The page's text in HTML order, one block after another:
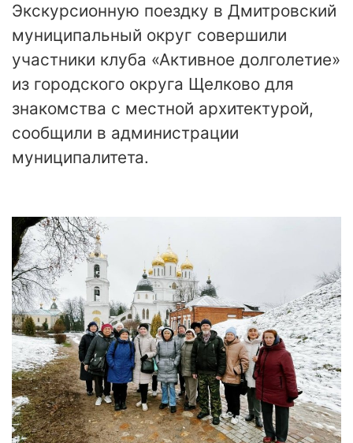
Экскурсионную поездку в Дмитровский
муниципальный округ совершили
участники клуба «Активное долголетие»
из городского округа Щелково для
знакомства с местной архитектурой,
сообщили в администрации
муниципалитета.